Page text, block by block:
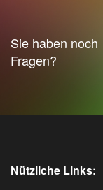
Parkplatz-
bewältigen.
andere
Sie haben noch
Fragen?
Nützliche Links: